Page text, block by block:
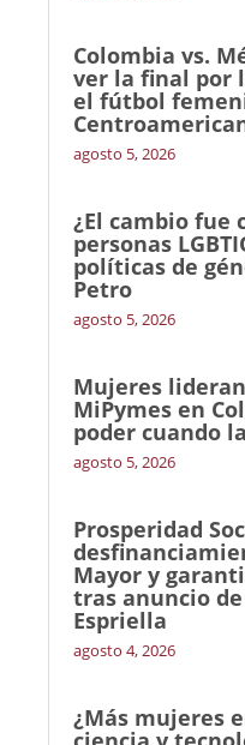
Colombia vs.
ver la final por
el fútbol
agosto 5, 2026
¿El cambio fue
personas
políticas de
Petro
agosto 5, 2026
Mujeres
MiPymes en
poder cuando
agosto 5, 2026
Prosperidad
Mayor y
tras anuncio
Espriella
agosto 4, 2026
¿Más mujeres